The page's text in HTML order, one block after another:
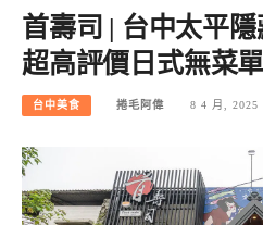
首壽司 | 台中太平隱
超高評價日式無菜
台中美食 捲毛阿偉 8 4 月, 2025